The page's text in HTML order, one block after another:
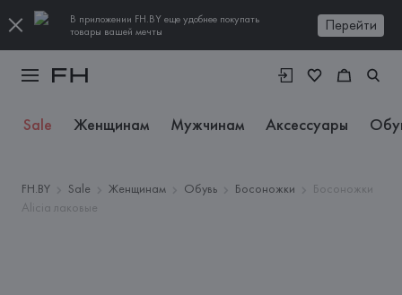
В приложении FH.BY еще удобнее покупать
товары вашей мечты
Перейти
Sale Женщинам Мужчинам Аксессуары
FH.BY Sale Женщинам Обувь Босоножки
Босоножки
Alicia лаковые